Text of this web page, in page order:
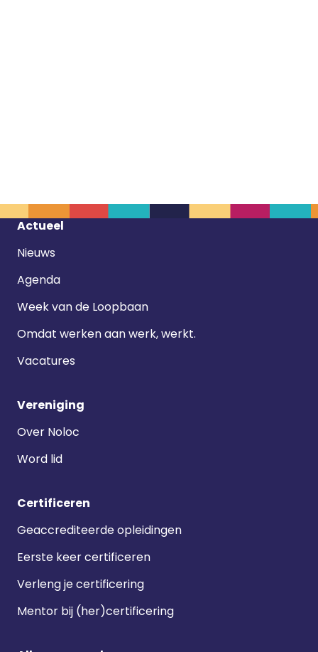
Footer
Actueel
Nieuws
Agenda
Week van de Loopbaan
Omdat werken aan werk, werkt.
Vacatures
Vereniging
Over Noloc
Word lid
Certificeren
Geaccrediteerde opleidingen
Eerste keer certificeren
Verleng je certificering
Mentor bij (her)certificering